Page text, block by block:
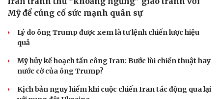
Tàu ngầm Nga "mặc áo giáp” để đối phó UAV
Ukraine
Tên lửa Banderol bất ngờ xuất hiện trên bệ phóng mặt
đất, Nga tính gì ở Ukraine?